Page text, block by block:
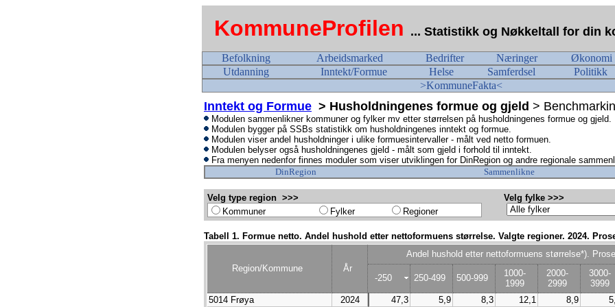
KommuneProfilen ... Statistikk og Nøkkeltall for din
Befolkning Arbeidsmarked Bedrifter Næringer
Økonomi
Utdanning
Inntekt/Formue Helse Samferdsel
Politikk
>KommuneFakta<
Inntekt og Formue > Husholdningenes formue og gjeld >
Modulen sammenlikner kommuner og fylker mv etter størrelsen på husholdningenes formue og gjeld.
Modulen bygger på SSBs statistikk om husholdningenes inntekt og formue.
Modulen viser andel husholdninger i ulike formuesintervaller - målt ved netto formuen.
Modulen belyser også husholdningenes gjeld - målt som gjeld i forhold til inntekt.
Fra menyen nedenfor finnes moduler som viser utviklingen for DinRegion og andre regionale
DinRegion
Sammenlikne
Velg type region >>>
Kommuner
Fylker Regioner
Velg fylke >>>
Tabell 1. Formue netto. Andel hushold etter nettoformuens størrelse. Valgte regioner. 2024.
Region/Kommune År
Andel hushold etter nettoformuens størrelse*).
-250 250-499 500-999
1000-
1999
2000-
2999
3000-
3999
5014 Frøya
2024 47,3 5,9 8,3 12,1 8,9